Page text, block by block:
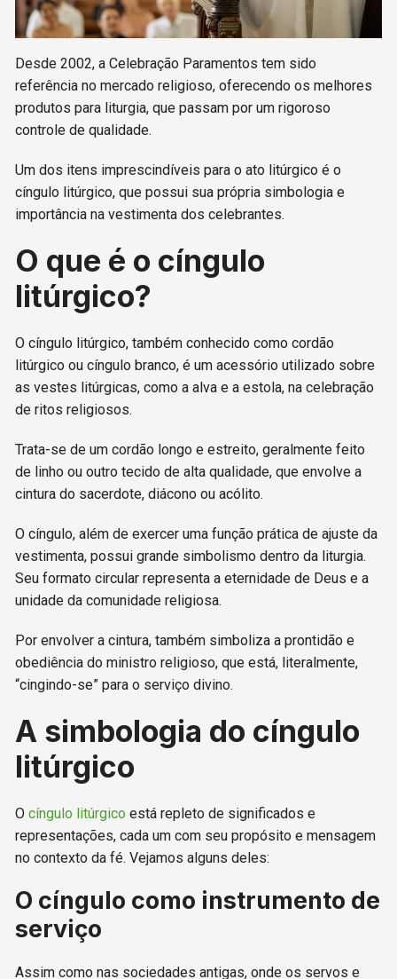
Desde 2002, a Celebração Paramentos tem sido
referência no mercado religioso, oferecendo os melhores
produtos para liturgia, que passam por um rigoroso
controle de qualidade.
Um dos itens imprescindíveis para o ato litúrgico é o
cíngulo litúrgico, que possui sua própria simbologia e
importância na vestimenta dos celebrantes.
O que é o cíngulo
litúrgico?
O cíngulo litúrgico, também conhecido como cordão
litúrgico ou cíngulo branco, é um acessório utilizado sobre
as vestes litúrgicas, como a alva e a estola, na celebração
de ritos religiosos.
Trata-se de um cordão longo e estreito, geralmente feito
de linho ou outro tecido de alta qualidade, que envolve a
cintura do sacerdote, diácono ou acólito.
O cíngulo, além de exercer uma função prática de ajuste da
vestimenta, possui grande simbolismo dentro da liturgia.
Seu formato circular representa a eternidade de Deus e a
unidade da comunidade religiosa.
Por envolver a cintura, também simboliza a prontidão e
obediência do ministro religioso, que está, literalmente,
“cingindo-se” para o serviço divino.
A simbologia do cíngulo
litúrgico
Ocíngulo litúrgico está repleto de significados e
representações, cada um com seu propósito e mensagem
no contexto da fé. Vejamos alguns deles:
O cíngulo como instrumento de
serviço
Assim como nas sociedades antigas, onde os servos e